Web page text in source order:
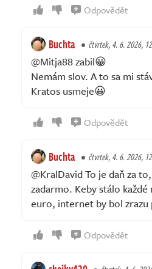
Odpovědět
Buchta čtvrtek, 4. 6. 2026,
@Mitja88 zabil😀
Nemám slov. A to sa mi
Kratos usmeje😀
Odpovědět
Buchta čtvrtek, 4. 6. 2026,
@KralDavid To je daň za
zadarmo. Keby stálo
euro, internet by bol
Odpovědět